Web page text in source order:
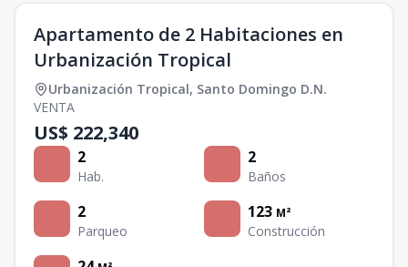
Apartamento de 2 Habitaciones en
Urbanización Tropical
Urbanización Tropical, Santo Domingo D.N.
VENTA
US$ 222,340
2
Hab.
2
Baños
2
Parqueo
123 M²
Construcción